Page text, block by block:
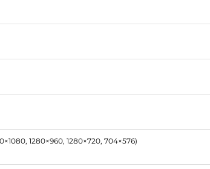
1280×960, 1280×720, 704×576)